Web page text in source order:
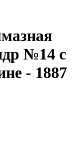
№14 с
- 1887